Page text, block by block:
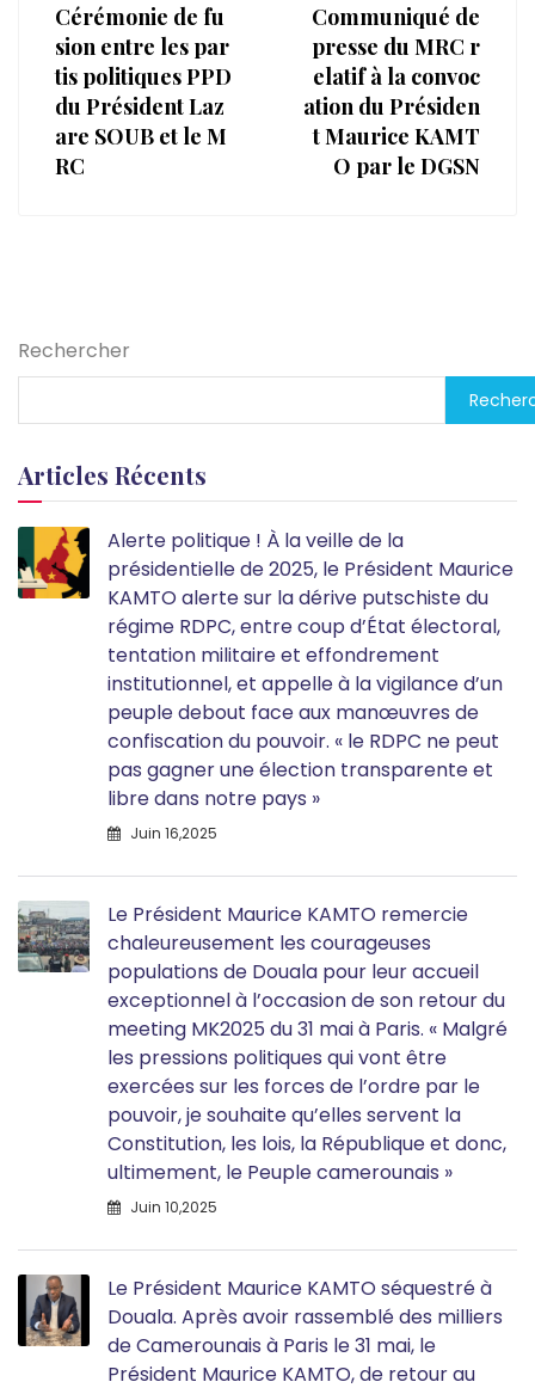
Cérémonie de fu
sion entre les par
tis politiques PPD
du Président Laz
are SOUB et le M
RC
Communiqué de
presse du MRC r
elatif à la convoc
ation du Présiden
t Maurice KAMT
O par le DGSN
Rechercher
Articles Récents
Alerte politique ! À la veille de la
présidentielle de 2025, le Président Maurice
KAMTO alerte sur la dérive putschiste du
régime RDPC, entre coup d’État électoral,
tentation militaire et effondrement
institutionnel, et appelle à la vigilance d’un
peuple debout face aux manœuvres de
confiscation du pouvoir. « le RDPC ne peut
pas gagner une élection transparente et
libre dans notre pays »
Juin 16,2025
Le Président Maurice KAMTO remercie
chaleureusement les courageuses
populations de Douala pour leur accueil
exceptionnel à l’occasion de son retour du
meeting MK2025 du 31 mai à Paris. « Malgré
les pressions politiques qui vont être
exercées sur les forces de l’ordre par le
pouvoir, je souhaite qu’elles servent la
Constitution, les lois, la République et donc,
ultimement, le Peuple camerounais »
Juin 10,2025
Le Président Maurice KAMTO séquestré à
Douala. Après avoir rassemblé des milliers
de Camerounais à Paris le 31 mai, le
Président Maurice KAMTO, de retour au